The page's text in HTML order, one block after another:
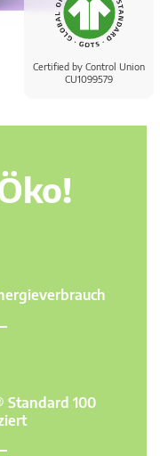
Certified by Control Union
CU1099579
Standard 100